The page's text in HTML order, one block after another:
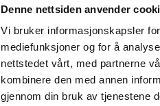
Denne nettsiden anvender
Vi bruker informasjonskapsler
mediefunksjoner og for å
nettstedet vårt, med partnerne
kombinere den med annen
gjennom din bruk av tjenestene